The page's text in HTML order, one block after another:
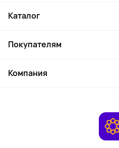
Каталог
Ноутбуки, мониторы, VR
Косметика и уход
Покупателям
Как заказать
Компания